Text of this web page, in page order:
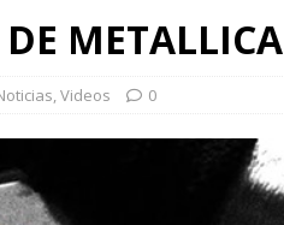
METALLICA
,Videos 0